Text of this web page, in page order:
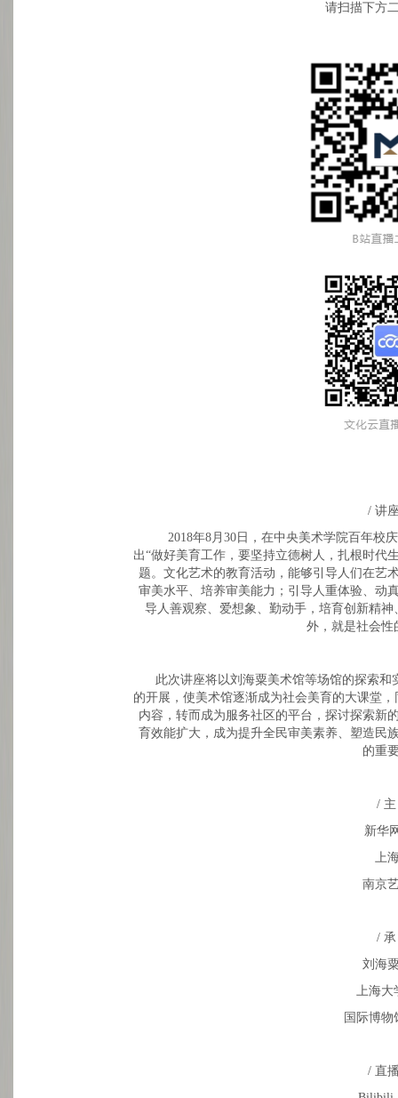
请扫描下方
/ 讲
2018年8月30日，在中央美术学院百年校
出“做好美育工作，要坚持立德树人，扎根时代
题。文化艺术的教育活动，能够引导人们在艺
审美水平、培养审美能力；引导人重体验、动
导人善观察、爱想象、勤动手，培育创新精
外，就是社会性
此次讲座将以刘海粟美术馆等场馆的探索
的开展，使美术馆逐渐成为社会美育的大课堂
内容，转而成为服务社区的平台，探讨探索新
育效能扩大，成为提升全民审美素养、塑造民
的重
/
新华
上
南京
/
刘海
上海大
国际博
/ 直